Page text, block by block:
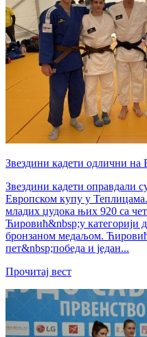
Звездини кадети одлични
Звездини кадети оправдали
Европском купу у
младих џудока њих 920 са
Ћировић&nbsp;у категорији
бронзаном медаљом.
пет&nbsp;победа и један...
Прочитај вест